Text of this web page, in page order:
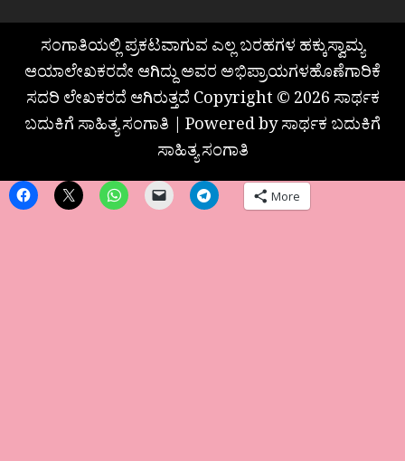
ಸಂಗಾತಿಯಲ್ಲಿ ಪ್ರಕಟವಾಗುವ ಎಲ್ಲ ಬರಹಗಳ ಹಕ್ಕುಸ್ವಾಮ್ಯ
ಆಯಾಲೇಖಕರದೇ ಆಗಿದ್ದು ಅವರ ಅಭಿಪ್ರಾಯಗಳಹೊಣೆಗಾರಿಕೆ
ಸದರಿ ಲೇಖಕರದೆ ಆಗಿರುತ್ತದೆ Copyright © 2026 ಸಾರ್ಥಕ
ಬದುಕಿಗೆ ಸಾಹಿತ್ಯ ಸಂಗಾತಿ | Powered by ಸಾರ್ಥಕ ಬದುಕಿಗೆ
ಸಾಹಿತ್ಯ ಸಂಗಾತಿ
More